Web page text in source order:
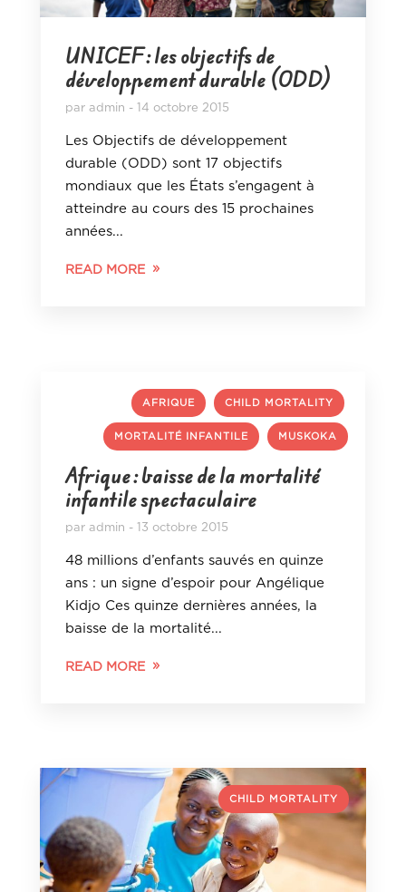
UNICEF : les objectifs de
développement durable (ODD)
par admin 14 octobre 2015
Les Objectifs de développement
durable (ODD) sont 17 objectifs
mondiaux que les États s’engagent à
atteindre au cours des 15 prochaines
années...
READ MORE
AFRIQUE , CHILD MORTALITY
MORTALITÉ INFANTILE , MUSKOKA
Afrique : baisse de la mortalité
infantile spectaculaire
par admin 13 octobre 2015
48 millions d’enfants sauvés en quinze
ans : un signe d’espoir pour Angélique
Kidjo Ces quinze dernières années, la
baisse de la mortalité...
READ MORE
CHILD MORTALITY